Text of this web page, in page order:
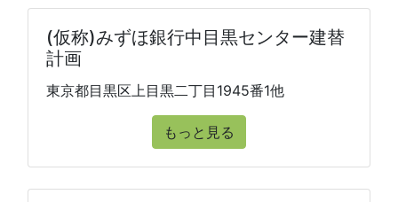
(仮称)みずほ銀行中目黒センター建替
計画
東京都目黒区上目黒二丁目1945番1他
もっと見る